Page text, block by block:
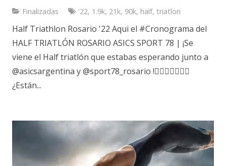
Finalizadas '22, 1.9k, 21k, 90k, half, triatlon
Half Triathlon Rosario '22 Aqui el #Cronograma del
HALF TRIATLÓN ROSARIO ASICS SPORT 78 | ¡Se
viene el Half triatlón que estabas esperando junto a
@asicsargentina y @sport78_rosario !🏊🏼🚴🏼‍♂️🏃🏻
¿Están...